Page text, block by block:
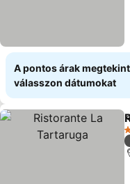
A pontos árak
válasszon dátumokat